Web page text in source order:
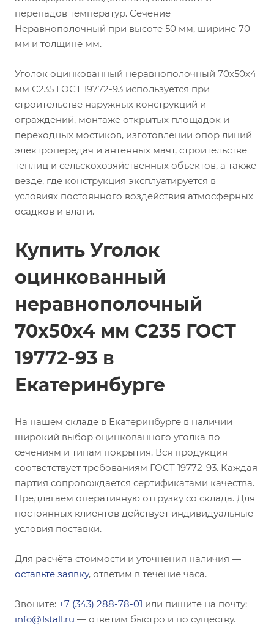
перепадов температур. Сечение
Неравнополочный при высоте 50 мм, ширине 70
мм и толщине мм.
Уголок оцинкованный неравнополочный 70х50х4
мм С235 ГОСТ 19772-93 используется при
строительстве наружных конструкций и
ограждений, монтаже открытых площадок и
переходных мостиков, изготовлении опор линий
электропередач и антенных мачт, строительстве
теплиц и сельскохозяйственных объектов, а также
везде, где конструкция эксплуатируется в
условиях постоянного воздействия атмосферных
осадков и влаги.
Купить Уголок
оцинкованный
неравнополочный
70х50х4 мм С235 ГОСТ
19772-93 в
Екатеринбурге
На нашем складе в Екатеринбурге в наличии
широкий выбор оцинкованного уголка по
сечениям и типам покрытия. Вся продукция
соответствует требованиям ГОСТ 19772-93. Каждая
партия сопровождается сертификатами качества.
Предлагаем оперативную отгрузку со склада. Для
постоянных клиентов действует индивидуальные
условия поставки.
Для расчёта стоимости и уточнения наличия —
оставьте заявку, ответим в течение часа.
Звоните: +7 (343) 288-78-01 или пишите на почту:
info@1stall.ru — ответим быстро и по существу.